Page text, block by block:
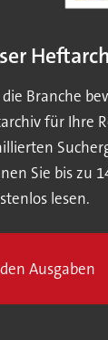
Branche
für Ihre
Sie bis zu
lesen.
Ausgaben